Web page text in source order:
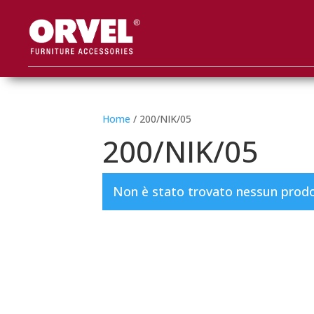
Home / 200/NIK/05
200/NIK/05
Non è stato trovato nessun